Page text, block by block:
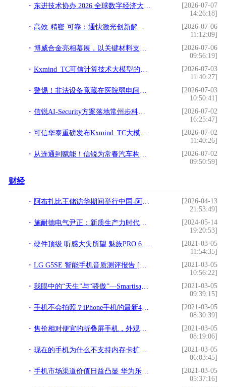
东进技术协办 2026 全球数字经济大会密码 “丰” 会，斩获密码创新奖
[2026-07-07
14:26:18]
高效·精密·可靠：通快激光创新解决方案亮相AMTS 2026
[2026-07-06
11:12:09]
博威合金亮相慕展，以关键材料支撑AI算力与电动化底座
[2026-07-06
09:56:19]
Kxmind_TC可信计算技术大模型的发布带来AI系统安全新基因
[2026-07-03
11:40:27]
警惕！非法设备竟藏在医院弱电间里！
[2026-07-03
10:50:41]
信锐AI-Security方案落地常州步科，筑牢智能制造网络底座
[2026-07-02
16:25:47]
可信华泰重磅发布Kxmind_TC大模型，“以模治模”筑牢AI安全底座
[2026-07-02
11:40:26]
从连通到赋能！信锐为常春汽车构建高可靠、高安全的数智化网络
[2026-07-02
09:50:59]
财经
阿布扎比王储访华期间举行中国-阿联酋企业推介会 深化战略合作伙伴关系
[2026-04-13
21:53:49]
施耐德电气尹正：新质生产力时代，企业竞争内涵将发生巨变
[2024-05-14
19:20:53]
硬件顶级 听感大失所望 魅族PRO 6 Plus音频体验!
[2021-03-05
11:54:35]
LG G5SE 智能手机音质测评报告 [含HIFI模块] [Soomal]!
[2021-03-05
10:56:22]
我眼中的“天生”与“骄傲”—Smartisan T1!
[2021-03-05
09:39:15]
手机不会拍照？iPhone手机的最新4大拍照技巧，学习一下吧!
[2021-03-05
08:30:39]
售价相对便宜的折叠屏手机，外观设计独特，配置却让人意外!
[2021-03-05
08:19:06]
现在的手机为什么不支持内存卡扩展呢？原来有这些原因！!
[2021-03-05
06:03:45]
手机市场渠道价值日益凸显 华为乐视忙布局国内落子海外!
[2021-03-05
05:37:16]